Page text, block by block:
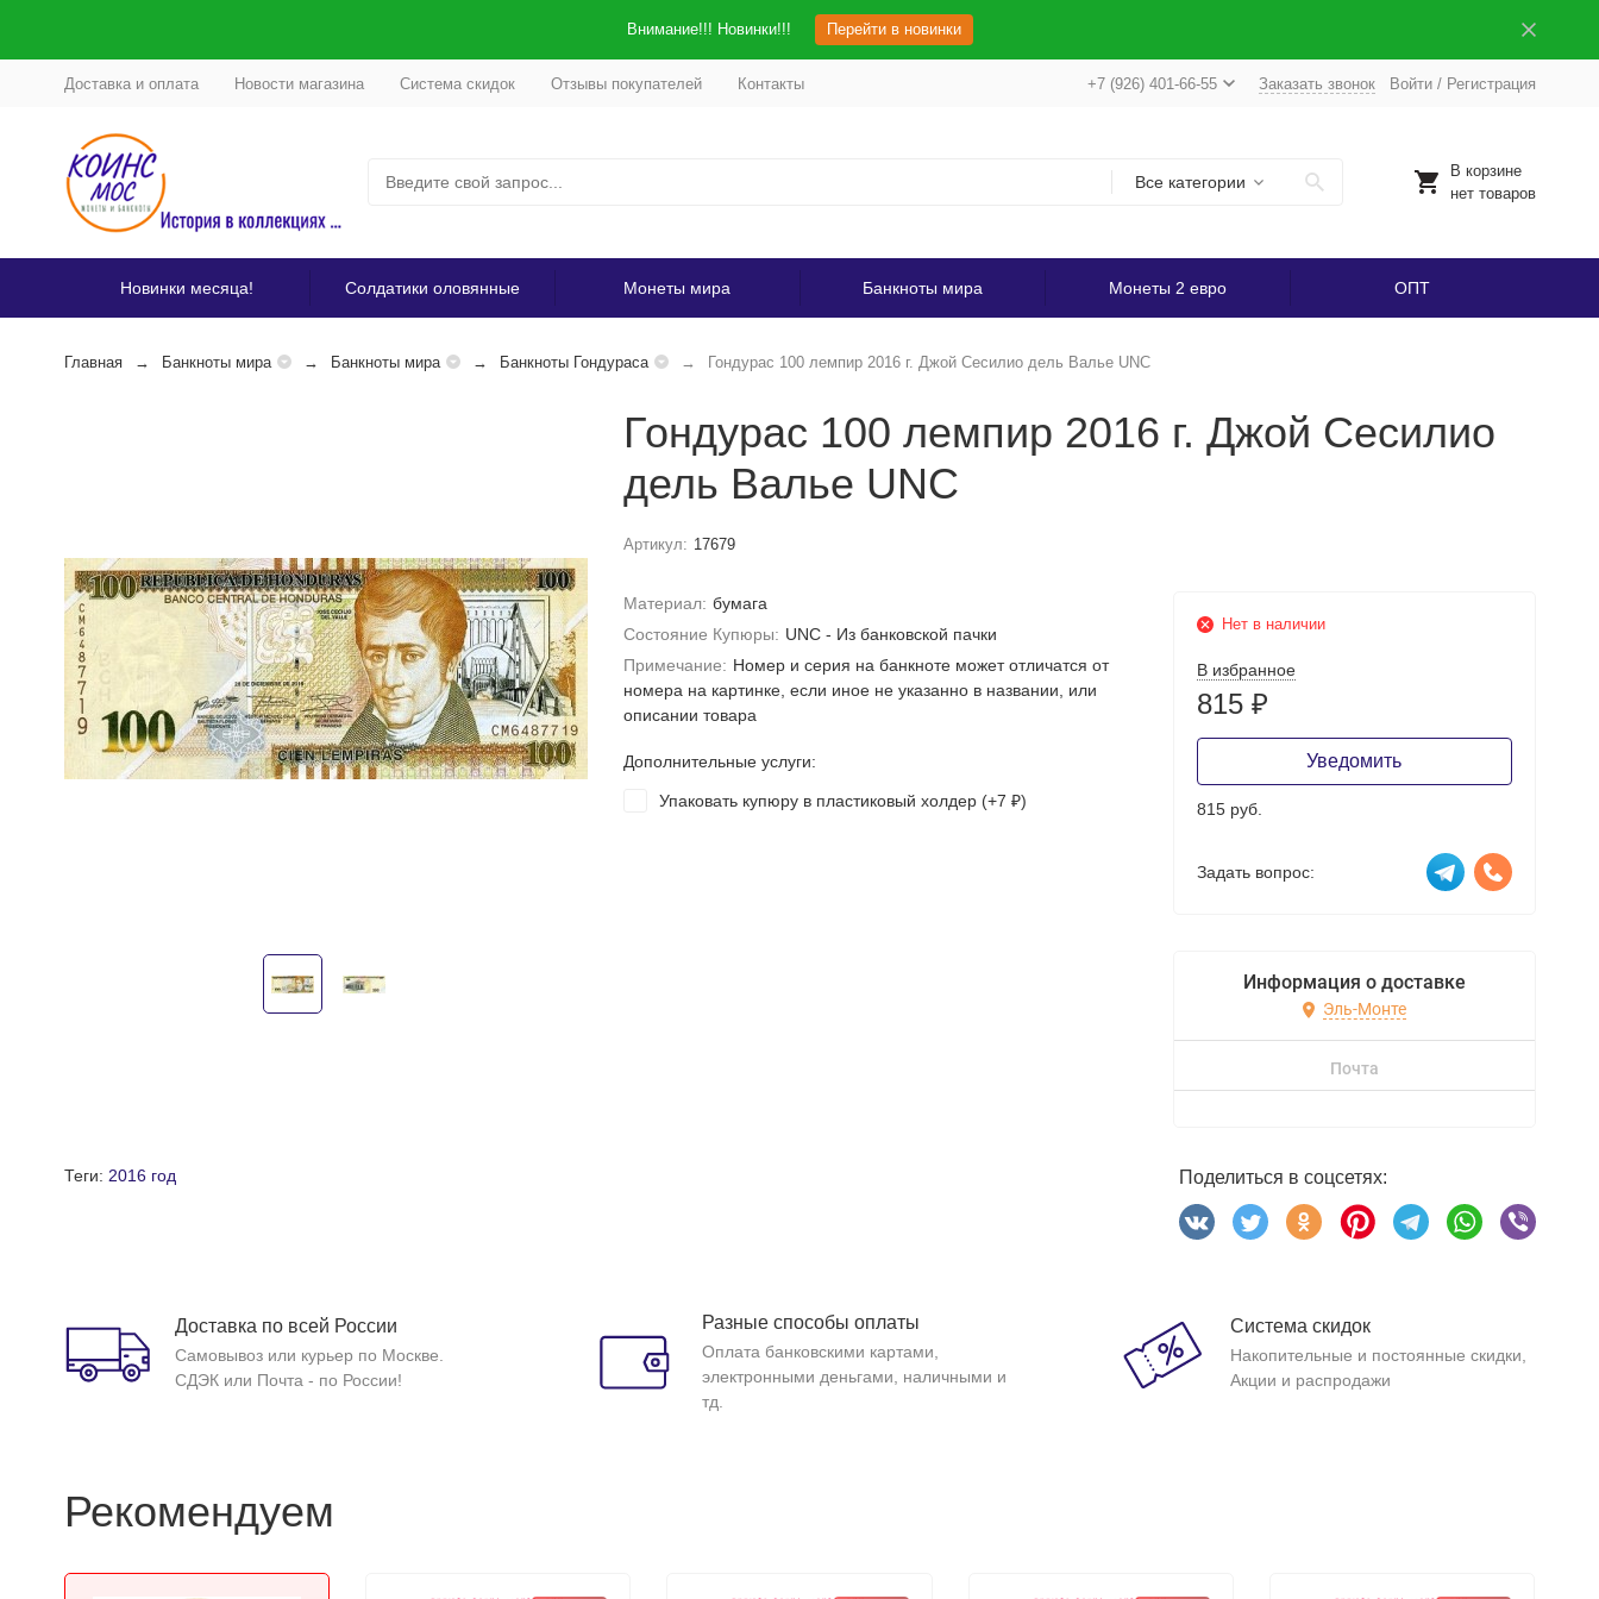
Внимание!!! Новинки!!! Перейти в новинки
Доставка и оплата Новости магазина Система скидок Отзывы покупателей Контакты +7 (926) 401-66-55 Заказать звонок Войти/ Регистрация
Все категории
В корзине
нет товаров
Новинки месяца! Солдатики оловянные Монеты мира Банкноты мира Монеты 2 евро ОПТ
Главная Банкноты мира Банкноты мира Банкноты Гондураса Гондурас 100 лемпир 2016 г. Джой Сесилио дель Валье UNC
Гондурас 100 лемпир 2016 г. Джой Сесилио
дель Валье UNC
Артикул: 17679
Материал: бумага
Состояние Купюры: UNC - Из банковской пачки
Примечание: Номер и серия на банкноте может отличатся от
номера на картинке, если иное не указанно в названии, или
описании товара
Дополнительные услуги:
Упаковать купюру в пластиковый холдер (+7 ₽)
Нет в наличии
В избранное
815 ₽
Уведомить
815 руб.
Задать вопрос:
Информация о доставке
Эль-Монте
Почта
Теги: 2016 год Поделиться в соцсетях:
Доставка по всей России
Самовывоз или курьер по Москве.
СДЭК или Почта - по России!
Разные способы оплаты
Оплата банковскими картами,
электронными деньгами, наличными и
тд.
Система скидок
Накопительные и постоянные скидки,
Акции и распродажи
Рекомендуем